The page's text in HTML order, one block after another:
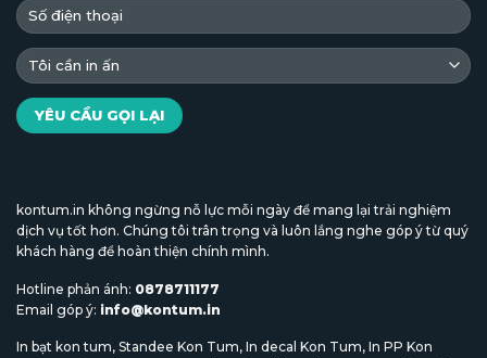
kontum.in không ngừng nỗ lực mỗi ngày để mang lại trải nghiệm
dịch vụ tốt hơn. Chúng tôi trân trọng và luôn lắng nghe góp ý từ quý
khách hàng để hoàn thiện chính mình.
Hotline phản ánh: 0878711177
Email góp ý: info@kontum.in
In bạt kon tum, Standee Kon Tum, In decal Kon Tum, In PP Kon